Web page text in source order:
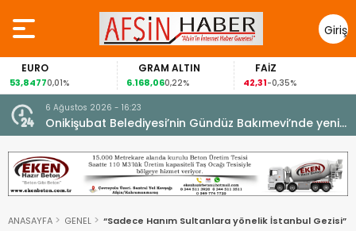
Giriş
Yap
0,01%
GRAM ALTIN
6.168,06 0,22%
FAİZ
-0,35%
6 Ağustos 2026 - 16:23
Onikişubat Belediyesi’nin Gündüz Bakımevi’nde yeni
dönemin ön kayıtları başladı.
ANASAYFA GENEL “Sadece Hanım Sultanlara yönelik İstanbul Gezisi”